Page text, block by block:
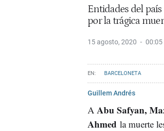
Entidades del
por la trágica
15 agosto, 2020 00:05
BARCELONETA
Guillem Andrés
A Abu Safyan,
Ahmed la muerte